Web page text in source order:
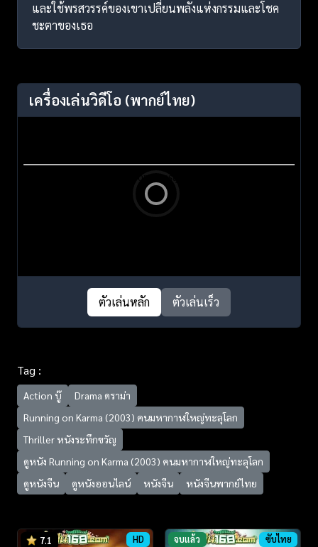
และใช้พรสวรรค์ของเขาเปลี่ยนพลังแห่งกรรมและโชค
ชะตาของเธอ
เครื่องเล่นวิดีโอ (พากย์ไทย)
ตัวเล่นหลัก ตัวเล่นเร็ว
Tag :
Action บู๊
Drama ดราม่า
Running on Karma (2003) คนมหากาฬใหญ่ทะลุโลก
Thriller หนังระทึกขวัญ
ดูหนัง Running on Karma (2003) คนมหากาฬใหญ่ทะลุโลก
ดูหนังจีน
ดูหนังออนไลน์ หนังจีน หนังจีนพากย์ไทย
7.1 HD จบแล้ว ซับไทย